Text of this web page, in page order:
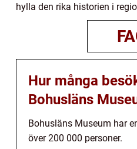
hylla den rika historien i
Hur många
Bohusläns
Bohusläns Museum har
över 200 000 personer.